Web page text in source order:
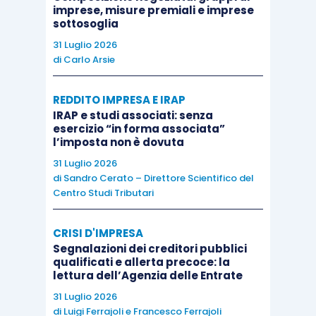
successivi mediante l’iscrizione di un risconto
attivo.
acquisto l’utilizzatore iscrive il bene riscattato
tra le attività dello Stato patrimoniale, con
l’attribuzione di un valore pari al prezzo di
riscatto.
Nell’ambito dei Principi contabili nazionali la
chiusura anticipata del leasing finanziario, con il
riscatto del bene, implica, pertanto, l’iscrizione
anticipata del bene nel bilancio dell’ex
imprese, misure premiali e imprese
sottosoglia
31 Luglio 2026
di Carlo Arsie
REDDITO IMPRESA E IRAP
IRAP e studi associati: senza
esercizio “in forma associata”
l’imposta non è dovuta
31 Luglio 2026
di Sandro Cerato – Direttore Scientifico del
Centro Studi Tributari
CRISI D'IMPRESA
Segnalazioni dei creditori pubblici
qualificati e allerta precoce: la
lettura dell’Agenzia delle Entrate
31 Luglio 2026
di Luigi Ferrajolie Francesco Ferrajoli